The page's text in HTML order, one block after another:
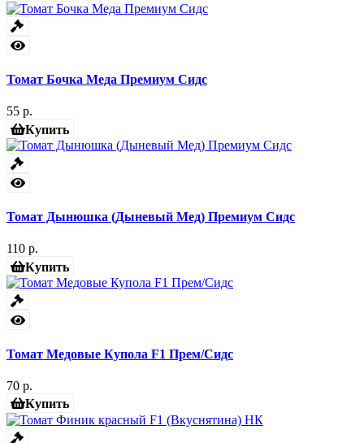
Томат Бочка Меда Премиум Сидс
55 р.
Купить
Томат Дынюшка (Дыневый Мед) Премиум Сидс
110 р.
Купить
Томат Медовые Купола F1 Прем/Сидс
70 р.
Купить